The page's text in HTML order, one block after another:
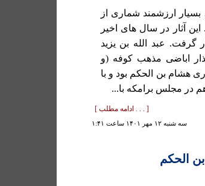
ارزشمند شماری از
اين آثار در سال های اخير
عبد الله بن یزيد
اباضی مذهب کوفه (و
هشام بن الحکم بود و با
هم در مجلس برامکه با...
[ . . . ادامه مطلب ]
سه شنبه ۱۲ مهر ۱۴۰۱ ساعت ۱:۴۱
الحکم